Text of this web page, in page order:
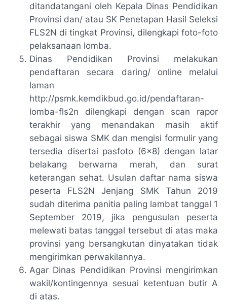
ditandatangani oleh Kepala Dinas Pendidikan
Provinsi dan/ atau SK Penetapan Hasil Seleksi
FLS2N di tingkat Provinsi, dilengkapi foto-foto
pelaksanaan lomba.
Dinas Pendidikan Provinsi melakukan
pendaftaran secara daring/ online melalui
laman
http://psmk.kemdikbud.go.id/pendaftaran-
lomba-fls2n dilengkapi dengan scan rapor
terakhir yang menandakan masih aktif
sebagai siswa SMK dan mengisi formulir yang
tersedia disertai pasfoto (6x8) dengan latar
belakang berwarna merah, dan surat
keterangan sehat. Usulan daftar nama siswa
peserta FLS2N Jenjang SMK Tahun 2019
sudah diterima panitia paling lambat tanggal 1
September 2019, jika pengusulan peserta
melewati batas tanggal tersebut di atas maka
provinsi yang bersangkutan dinyatakan tidak
mengirimkan perwakilannya.
Agar Dinas Pendidikan Provinsi mengirimkan
wakil/kontingennya sesuai ketentuan butir A
di atas.